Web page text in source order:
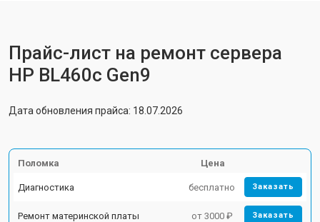
Прайс-лист на ремонт сервера
HP BL460c Gen9
Дата обновления прайса: 18.07.2026
Поломка Цена
Диагностика бесплатно Заказать
Ремонт материнской платы от 3000 ₽ Заказать